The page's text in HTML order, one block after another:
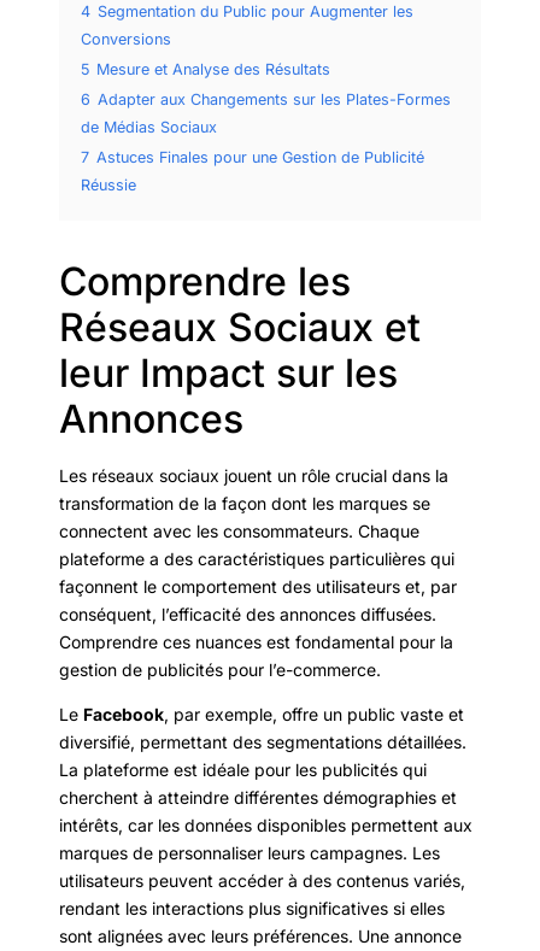
4 Segmentation du Public pour Augmenter les
Conversions
5 Mesure et Analyse des Résultats
6 Adapter aux Changements sur les Plates-Formes
de Médias Sociaux
7 Astuces Finales pour une Gestion de Publicité
Réussie
Comprendre les
Réseaux Sociaux et
leur Impact sur les
Annonces
Les réseaux sociaux jouent un rôle crucial dans la
transformation de la façon dont les marques se
connectent avec les consommateurs. Chaque
plateforme a des caractéristiques particulières qui
façonnent le comportement des utilisateurs et, par
conséquent, l’efficacité des annonces diffusées.
Comprendre ces nuances est fondamental pour la
gestion de publicités pour l’e-commerce.
Le Facebook, par exemple, offre un public vaste et
diversifié, permettant des segmentations détaillées.
La plateforme est idéale pour les publicités qui
cherchent à atteindre différentes démographies et
intérêts, car les données disponibles permettent aux
marques de personnaliser leurs campagnes. Les
utilisateurs peuvent accéder à des contenus variés,
rendant les interactions plus significatives si elles
sont alignées avec leurs préférences. Une annonce